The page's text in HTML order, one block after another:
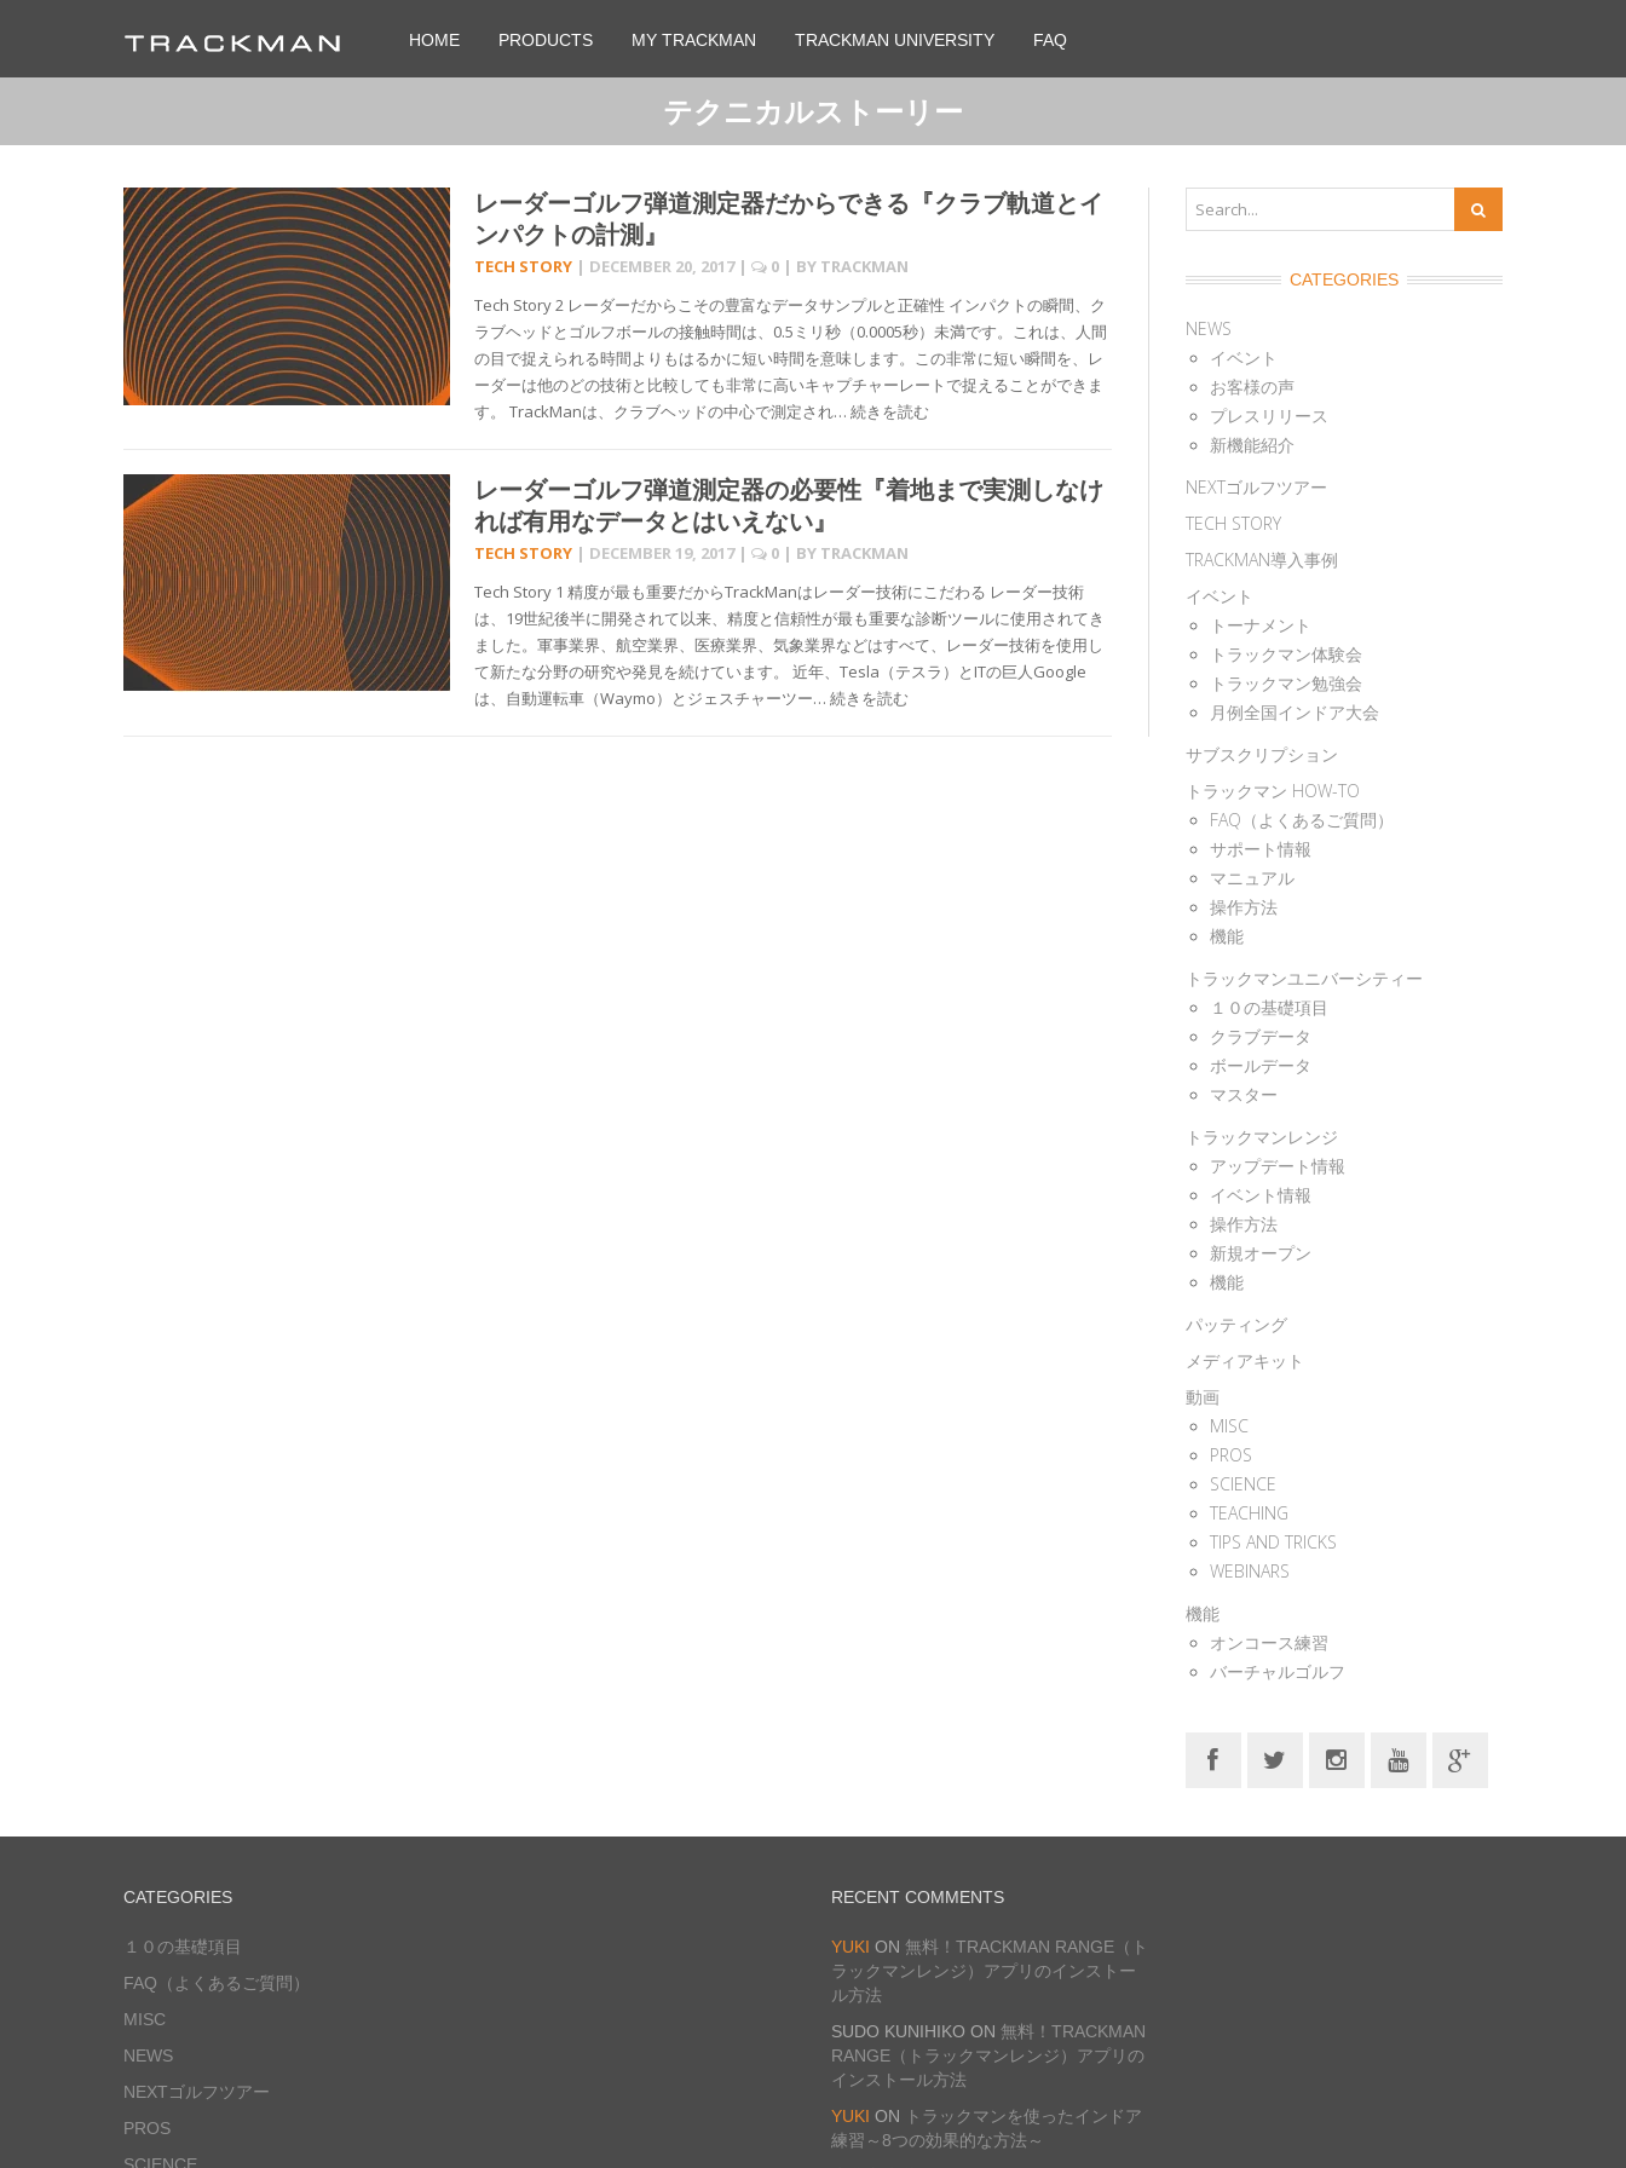
HOME PRODUCTS MY TRACKMAN TRACKMAN UNIVERSITY FAQ
テクニカルストーリー
レーダーゴルフ弾道測定器だからできる『クラブ軌道とイ
ンパクトの計測』
TECH STORY | DECEMBER 20, 2017 | 0 | BY TRACKMAN
Tech Story 2 レーダーだからこその豊富なデータサンプルと正確性 インパクトの瞬間、ク
ラブヘッドとゴルフボールの接触時間は、0.5ミリ秒（0.0005秒）未満です。これは、人間
の目で捉えられる時間よりもはるかに短い時間を意味します。この非常に短い瞬間を、レ
ーダーは他のどの技術と比較しても非常に高いキャプチャーレートで捉えることができま
す。 TrackManは、クラブヘッドの中心で測定され… 続きを読む
レーダーゴルフ弾道測定器の必要性『着地まで実測しなけ
れば有用なデータとはいえない』
TECH STORY | DECEMBER 19, 2017 | 0 | BY TRACKMAN
Tech Story 1 精度が最も重要だからTrackManはレーダー技術にこだわる レーダー技術
は、19世紀後半に開発されて以来、精度と信頼性が最も重要な診断ツールに使用されてき
ました。軍事業界、航空業界、医療業界、気象業界などはすべて、レーダー技術を使用し
て新たな分野の研究や発見を続けています。 近年、Tesla（テスラ）とITの巨人Google
は、自動運転車（Waymo）とジェスチャーツー… 続きを読む
CATEGORIES
NEWS
イベント
お客様の声
プレスリリース
新機能紹介
NEXTゴルフツアー
TECH STORY
TRACKMAN導入事例
イベント
トーナメント
トラックマン体験会
トラックマン勉強会
月例全国インドア大会
サブスクリプション
トラックマン HOW-TO
FAQ（よくあるご質問）
サポート情報
マニュアル
操作方法
機能
トラックマンユニバーシティー
１０の基礎項目
クラブデータ
ボールデータ
マスター
トラックマンレンジ
アップデート情報
イベント情報
操作方法
新規オープン
機能
パッティング
メディアキット
動画
MISC
PROS
SCIENCE
TEACHING
TIPS AND TRICKS
WEBINARS
機能
オンコース練習
バーチャルゴルフ
CATEGORIES
１０の基礎項目
FAQ（よくあるご質問）
MISC
NEWS
NEXTゴルフツアー
PROS
RECENT COMMENTS
YUKI ON 無料！TRACKMAN RANGE（ト
ラックマンレンジ）アプリのインストー
ル方法
SUDO KUNIHIKO ON 無料！TRACKMAN
RANGE（トラックマンレンジ）アプリの
インストール方法
YUKI ON
トラックマンを使ったインドア
練習～8つの効果的な方法～